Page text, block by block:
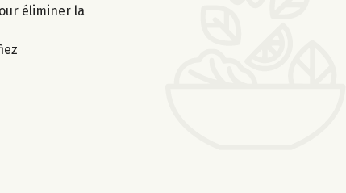
éliminer la